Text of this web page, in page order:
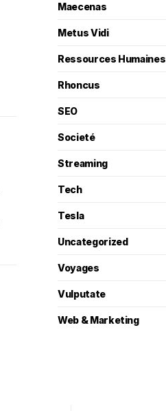
Maecenas
Metus Vidi
Ressources Humaines
Rhoncus
SEO
Societé
Streaming
Tech
Tesla
Uncategorized
Voyages
Vulputate
Web & Marketing